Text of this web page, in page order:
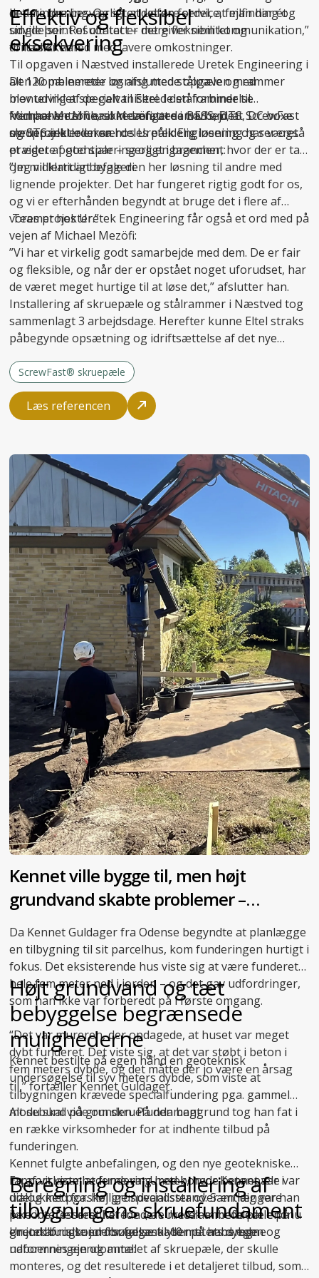
det mindre besværligt at udføre service, fejlfinding og
udvidelser. Resultatet er mere fleksibilitet og
driftssikkerhed med lavere omkostninger.
Den kombinerede løsning med stålpæle og rammer
blev udviklet specielt til Eltel. I den forbindelse
fremhæver Michael Mezöfi, at samarbejdet
medprojektlederen hos Uretek Engineering har været
præget af god sparring og engagement:
bedste løsning. Og så er det en fordel, at man har ét
single point of contact – det giver nem kommunikation,”
fortæller han.
Effektiv og fleksibel
eksekvering
Til opgaven i Næstved installerede Uretek Engineering i
alt 120 pælemeter og afsluttede opgaven med
montering af de galvaniserede stålrammer til
komponenterne, som omfattede BESS, DTS, DC boxe
og STS inkl. oliekar.
Michael Mezöfi er ikke længere i tvivl om, at ScrewFast
skruepæle er en særdeles pålidelig løsning og ser også
et videre potentiale – særligt i brancher, hvor der er tale
om midlertidigt byggeri:
”Jeg vil klart anbefale den her løsning til andre med
lignende projekter. Det har fungeret rigtig godt for os,
og vi er efterhånden begyndt at bruge det i flere af
vores projekter.”
Teamet hos Uretek Engineering får også et ord med på
vejen af Michael Mezöfi:
”Vi har et virkelig godt samarbejde med dem. De er fair
og fleksible, og når der er opstået noget uforudset, har
de været meget hurtige til at løse det,” afslutter han.
Installering af skruepæle og stålrammer i Næstved tog
sammenlagt 3 arbejdsdage. Herefter kunne Eltel straks
påbegynde opsætning og idriftsættelse af det nye
ScrewFast® skruepæle
Læs referencen
Kennet ville bygge til, men højt
grundvand skabte problemer –
skruepæle blev redningen
Da Kennet Guldager fra Odense begyndte at planlægge
en tilbygning til sit parcelhus, kom funderingen hurtigt i
fokus. Det eksisterende hus viste sig at være funderet
hele fem meter ned i jorden – og det gav udfordringer,
som han ikke var forberedt på i første omgang.
“Det var mureren, der opdagede, at huset var meget
dybt funderet. Det viste sig, at det var støbt i beton i
fem meters dybde, og det måtte der jo være en årsag
til,” fortæller Kennet Guldager.
Højt grundvand og tæt
bebyggelse begrænsede
mulighederne
Kennet bestilte på egen hånd en geoteknisk
undersøgelse til syv meters dybde, som viste at
tilbygningen krævede specialfundering pga. gammel
mosebund på grunden. På den baggrund tog han fat i
en række virksomheder for at indhente tilbud på
funderingen.
En af virksomhederne var Uretek, hvor Kennet var i
dialog med forskellige specialister over en længere
periode. Det resulterede i, at Uretek anbefalede endnu
enjordbundsundersøgelsetil 10 meters dybde.
Alt du skal vide om skruefundament
Kennet fulgte anbefalingen, og den nye geotekniske
rapport viste, at fundering med borede betonpæle var
udelukket pga. høj grundvandsstand. Samtidig var han
ikke interesseret i at fundere med rammede pæle på
grund af risikoen for følgeskader på hans egen og
naboernes ejendomme:
Beregning og installering af
tilbygningens skruefundament
Uretek brugte jordbundsanalysen til at beregne
udformningen og antallet af skruepæle, der skulle
monteres, og det resulterede i et detaljeret tilbud, som